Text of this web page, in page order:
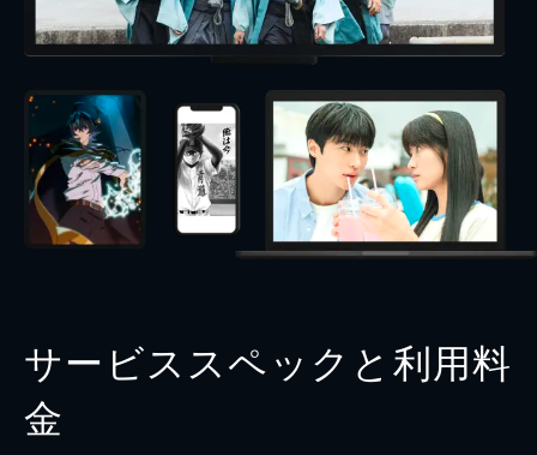
サービススペックと利用料
金